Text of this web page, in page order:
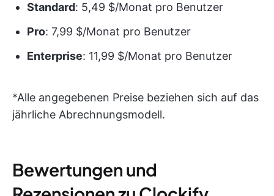
Standard: 5,49 $/Monat pro Benutzer
Pro: 7,99 $/Monat pro Benutzer
Enterprise: 11,99 $/Monat pro Benutzer
*Alle angegebenen Preise beziehen sich auf das
jährliche Abrechnungsmodell.
Bewertungen und